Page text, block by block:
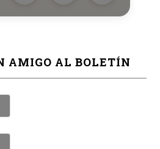
AMIGO AL BOLETÍN